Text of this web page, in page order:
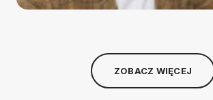
ZOBACZ WIĘCEJ